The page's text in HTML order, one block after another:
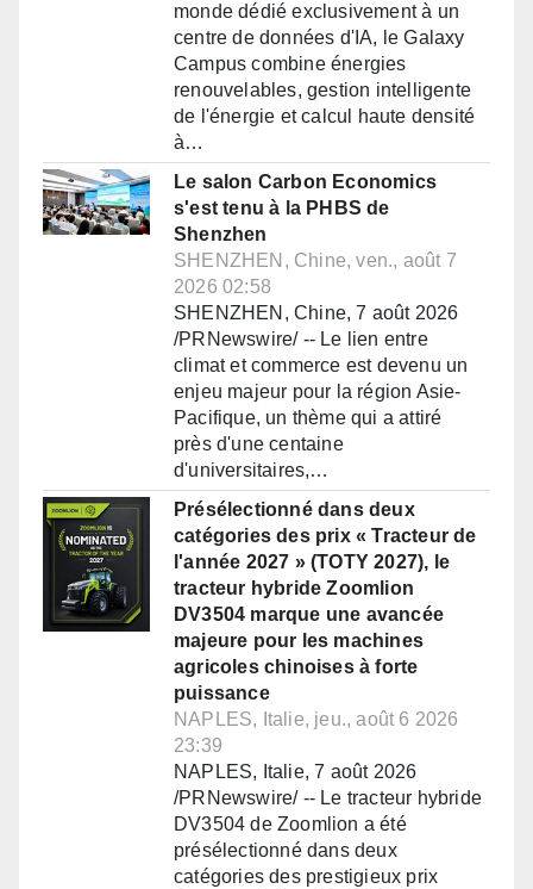
monde dédié exclusivement à un
centre de données d'IA, le Galaxy
Campus combine énergies
renouvelables, gestion intelligente
de l'énergie et calcul haute densité
à…
Le salon Carbon Economics
s'est tenu à la PHBS de
Shenzhen
SHENZHEN, Chine, ven., août 7
2026 02:58
SHENZHEN, Chine, 7 août 2026
/PRNewswire/ -- Le lien entre
climat et commerce est devenu un
enjeu majeur pour la région Asie-
Pacifique, un thème qui a attiré
près d'une centaine
d'universitaires,…
Présélectionné dans deux
catégories des prix « Tracteur de
l'année 2027 » (TOTY 2027), le
tracteur hybride Zoomlion
DV3504 marque une avancée
majeure pour les machines
agricoles chinoises à forte
puissance
NAPLES, Italie, jeu., août 6 2026
23:39
NAPLES, Italie, 7 août 2026
/PRNewswire/ -- Le tracteur hybride
DV3504 de Zoomlion a été
présélectionné dans deux
catégories des prestigieux prix